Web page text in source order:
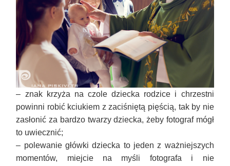
– znak krzyża na czole dziecka rodzice i chrzestni
powinni robić kciukiem z zaciśniętą pięścią, tak by nie
zasłonić za bardzo twarzy dziecka, żeby fotograf mógł
to uwiecznić;
– polewanie główki dziecka to jeden z ważniejszych
momentów, miejcie na myśli fotografa i nie